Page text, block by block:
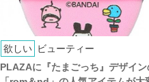
欲しい ビューティー
PLAZAに『たまごっち』デザイ